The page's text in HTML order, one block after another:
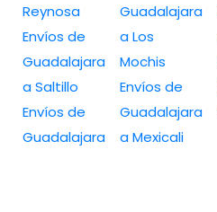
Reynosa
Envíos de
Guadalajara
a Saltillo
Envíos de
Guadalajara
Guadalajara
a Los
Mochis
Envíos de
Guadalajara
a Mexicali